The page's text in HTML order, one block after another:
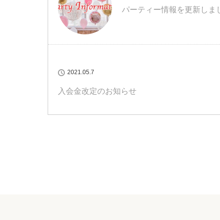
パーティー情報を更新しま
2021.05.7
入会金改定のお知らせ